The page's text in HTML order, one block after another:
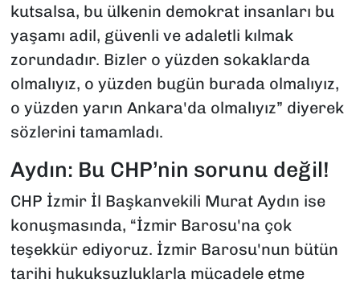
kutsalsa, bu ülkenin demokrat insanları bu
yaşamı adil, güvenli ve adaletli kılmak
zorundadır. Bizler o yüzden sokaklarda
olmalıyız, o yüzden bugün burada olmalıyız,
o yüzden yarın Ankara'da olmalıyız” diyerek
sözlerini tamamladı.
Aydın: Bu CHP’nin sorunu değil!
CHP İzmir İl Başkanvekili Murat Aydın ise
konuşmasında, “İzmir Barosu'na çok
teşekkür ediyoruz. İzmir Barosu'nun bütün
tarihi hukuksuzluklarla mücadele etme